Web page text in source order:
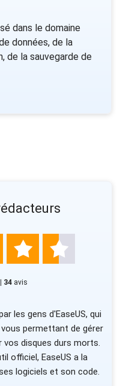
dans le domaine
données, de la
de la sauvegarde de
 
34 avis
les gens d'EaseUS, qui
permettant de gérer
vos disques durs morts.
officiel, EaseUS a la
logiciels et son code.